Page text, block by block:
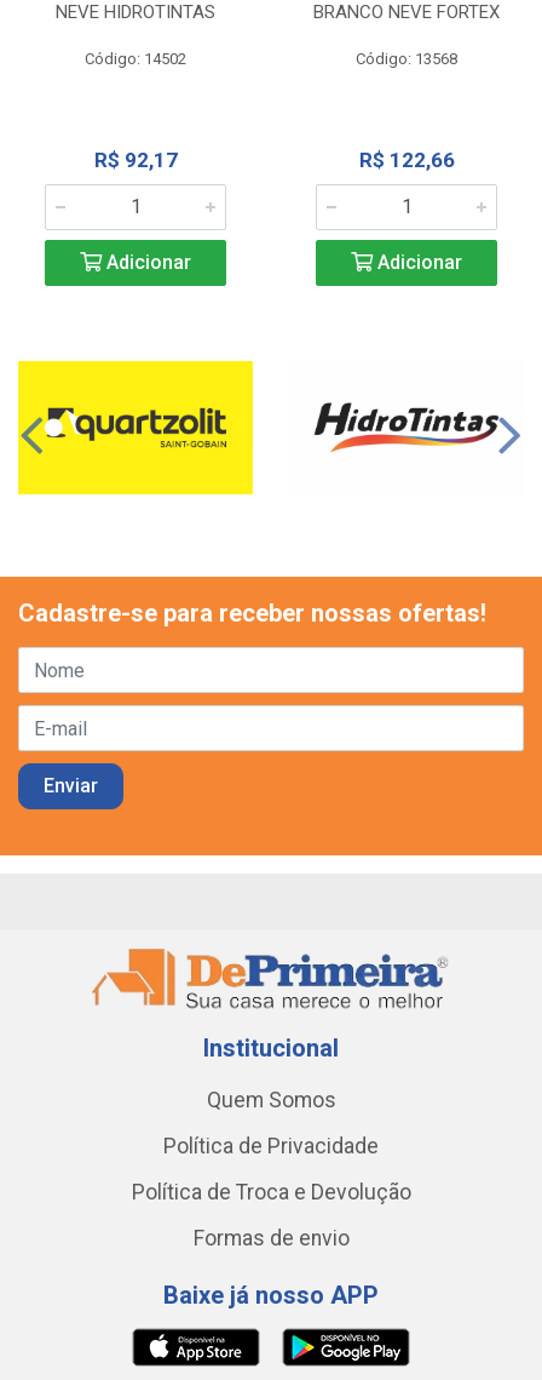
NEVE HIDROTINTAS
Código: 14502
R$ 92,17
Adicionar
BRANCO NEVE FORTEX
Código: 13568
R$ 122,66
Adicionar
Cadastre-se para receber nossas ofertas!
Institucional
Quem Somos
Política de Privacidade
Política de Troca e Devolução
Formas de envio
Baixe já nosso APP